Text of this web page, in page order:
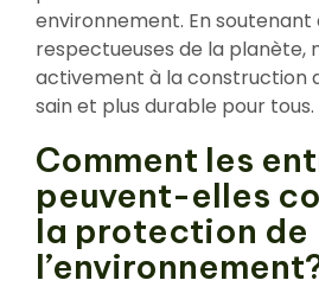
environnement. En soutenant
respectueuses de la planète,
activement à la construction
sain et plus durable pour tous.
Comment les
peuvent-elles
la protection de